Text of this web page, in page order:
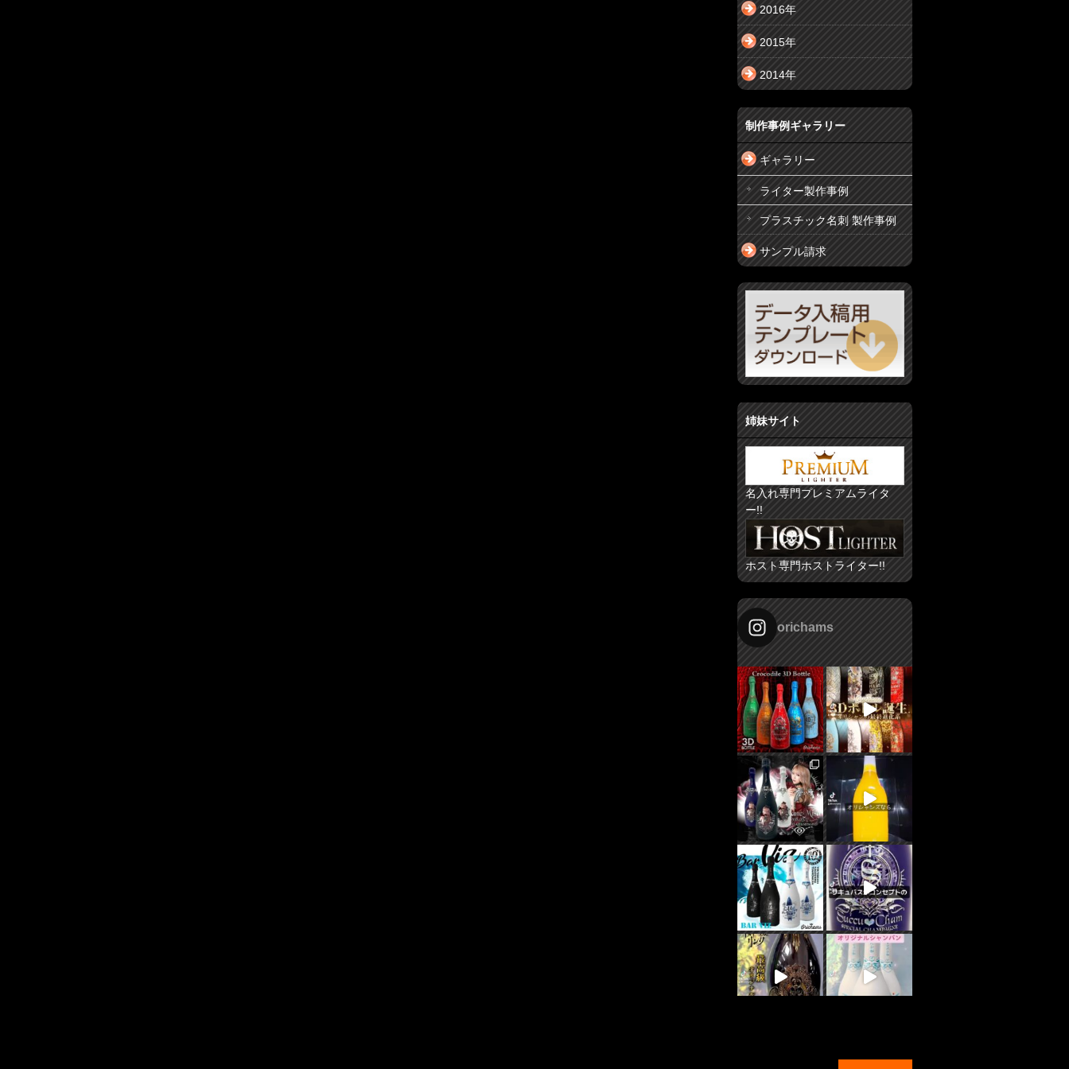
2016年
2015年
2014年
制作事例ギャラリー
ギャラリー
ライター製作事例
プラスチック名刺 製作事例
サンプル請求
姉妹サイト
名入れ専門プレミアムライタ
ー!!
ホスト専門ホストライター!!
orichams